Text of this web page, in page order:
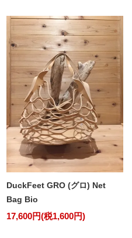
DuckFeet GRO (グロ) Net
Bag Bio
17,600円(税1,600円)